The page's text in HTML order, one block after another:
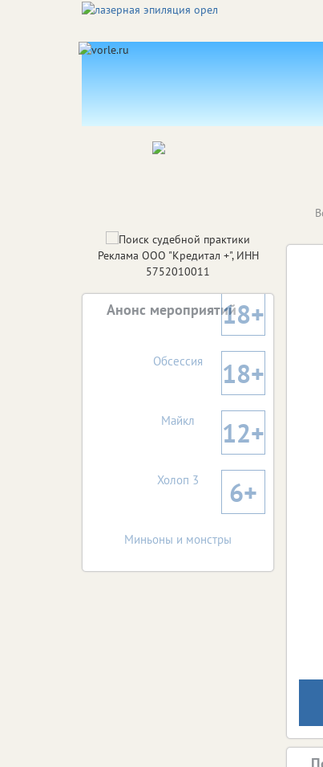
Реклама ООО "Кредитал +", ИНН
5752010011
Анонс мероприятий18+
Обсессия 18+
Майкл 12+
Холоп 3 6+
Миньоны и монстры